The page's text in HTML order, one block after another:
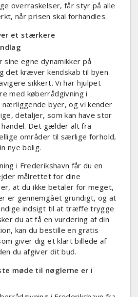
overraskelser, får styr på alle
når prisen skal forhandles.
et stærkere
sine egne dynamikker på
det kræver kendskab til byen
sikkert. Vi har hjulpet
med køberrådgivning i
nærliggende byer, og vi kender
detaljer, som kan have stor
Det gælder alt fra
områder til særlige forhold,
nye bolig.
i Frederikshavn får du en
målrettet for dine
at du ikke betaler for meget,
er gennemgået grundigt, og at
indsigt til at træffe trygge
du at få en vurdering af din
kan du bestille en gratis
giver dig et klart billede af
du afgiver dit bud.
møde til nøglerne er i